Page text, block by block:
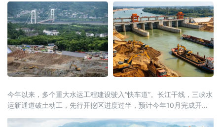
今年以来，多个重大水运工程建设驶入“快车道”。长江干线，三峡水
运新通道破土动工，先行开挖区进度过半，预计今年10月完成开挖